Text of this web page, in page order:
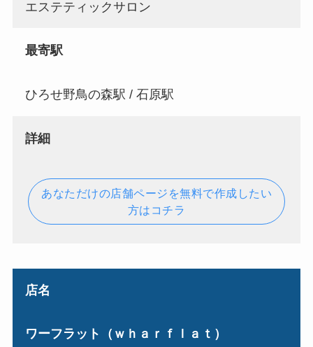
エステティックサロン
最寄駅
ひろせ野鳥の森駅 / 石原駅
詳細
あなただけの店舗ページを無料で作成したい
方はコチラ
店名
ワーフラット（ｗｈａｒｆｌａｔ）